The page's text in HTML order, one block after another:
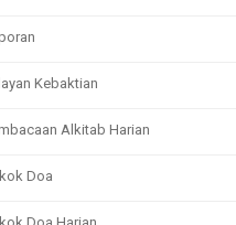
Kebaktian
Alkitab Harian
Doa